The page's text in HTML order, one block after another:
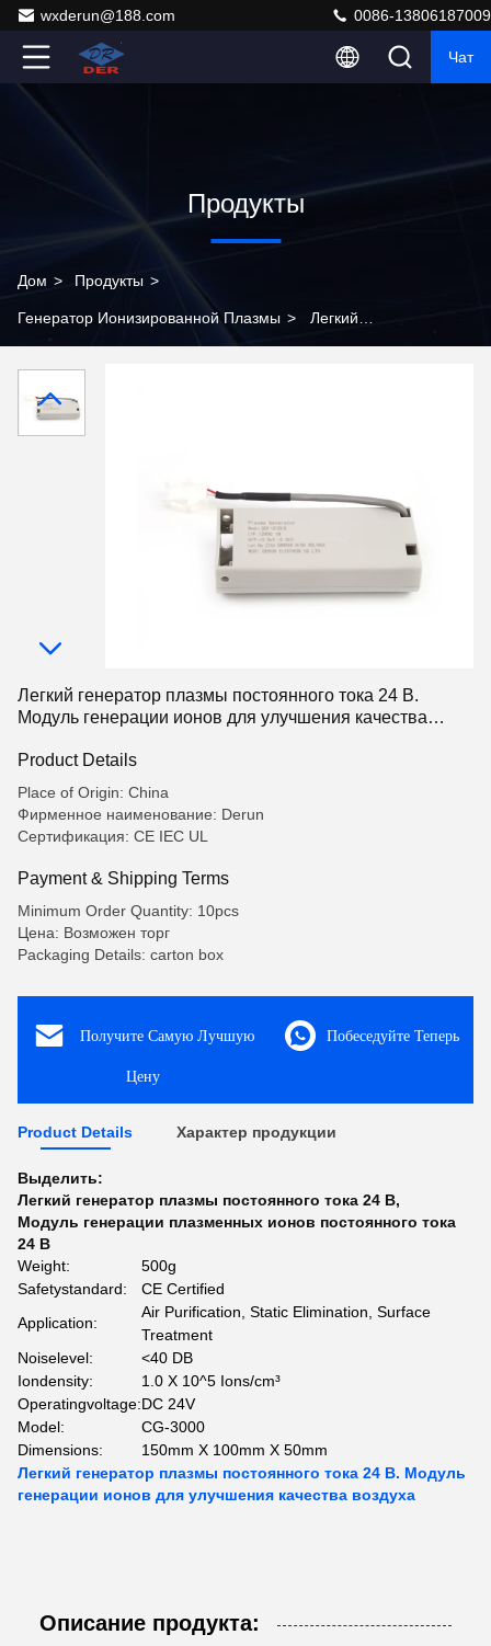
wxderun@188.com 0086-13806187009
Чат
Продукты
Дом > Продукты >
Генератор Ионизированной Плазмы > Легкий
генерации ионов для улучшения качества воздуха
Легкий генератор плазмы постоянного тока 24 В.
Модуль генерации ионов для улучшения качества
Product Details
Place of Origin: China
Фирменное наименование: Derun
Сертификация: CE IEC UL
Payment & Shipping Terms
Minimum Order Quantity: 10pcs
Цена: Возможен торг
Packaging Details: carton box
Получите Самую Лучшую
Цену
Побеседуйте Теперь
Product Details Характер продукции
Выделить:
Легкий генератор плазмы постоянного тока 24 В,
Модуль генерации плазменных ионов постоянного тока
24 В
Weight:
500g
Safetystandard:
CE Certified
Application:
Air Purification, Static Elimination, Surface
Treatment
Noiselevel:
<40 DB
Iondensity:
1.0 X 10^5 Ions/cm³
Operatingvoltage:DC 24V
Model:
CG-3000
Dimensions:
150mm X 100mm X 50mm
Легкий генератор плазмы постоянного тока 24 В. Модуль
генерации ионов для улучшения качества воздуха
Описание продукта: